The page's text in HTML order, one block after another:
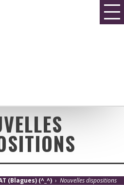
(Blagues) (^_^) › Nouvelles dispositions